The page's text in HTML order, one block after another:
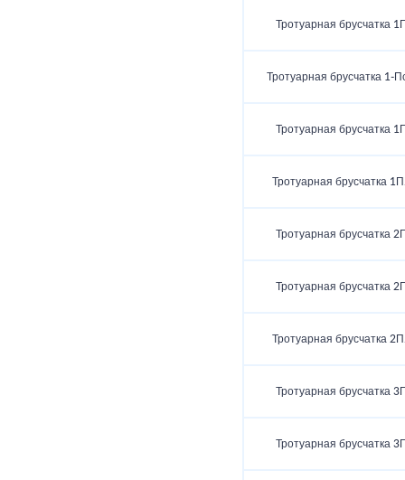
Тротуарная брусчатка
Тротуарная брусчатка
Тротуарная брусчатка
Тротуарная брусчатка
Тротуарная брусчатка
Тротуарная брусчатка
Тротуарная брусчатка
Тротуарная брусчатка
Тротуарная брусчатка